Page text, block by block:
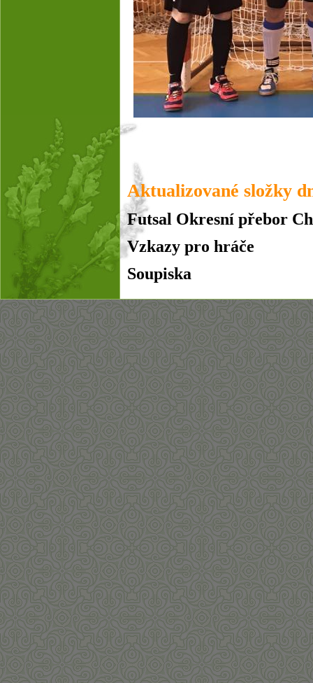
Aktualizované složky
Futsal Okresní přebor
Vzkazy pro hráče
Soupiska